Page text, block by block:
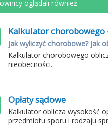
oglądali również
Kalkulator chorobowego
jak wyliczyć chorobowe? jak
Kalkulator chorobowego
nieobecności.
Opłaty sądowe
Kalkulator oblicza wysokość
przedmiotu sporu i rodzaju